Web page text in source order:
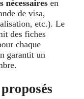
nécessaires en
de visa,
etc.). Le
des fiches
chaque
garantit un